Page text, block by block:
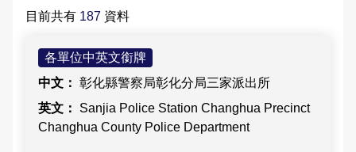
參訪須知
預約參訪
樓層環景導覽
緊急連絡電話
RSS訊息中心
警政爭議訊息澄清
性別統計專區
統計資料視覺化查詢專區
相關連結
治安熱點
違規拖吊查詢
交通事故處理幫手
高再犯危險之性侵害加害人人數公告專區
警政APP下載
廉政指引
維護管理機制資訊專區
各類法規命令
本局信箱
常見問答
目前共有 187 資料
各單位中英文銜牌
彰化縣警察局彰化分局三家派出所
Sanjia Police Station Changhua Precinct
Changhua County Police Department